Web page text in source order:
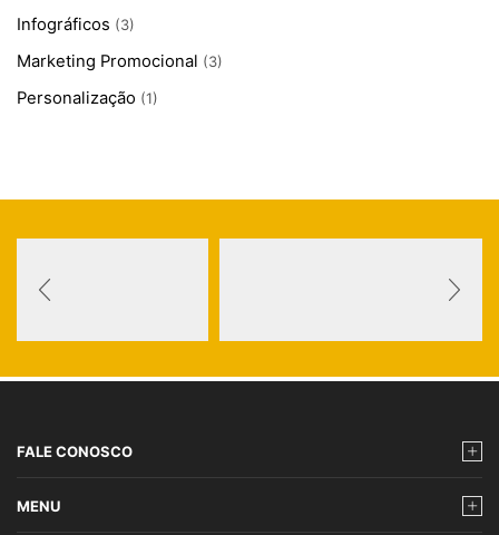
Infográficos (3)
Marketing Promocional (3)
Personalização (1)
FALE CONOSCO
MENU